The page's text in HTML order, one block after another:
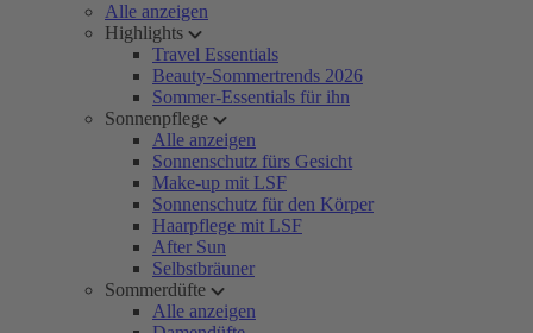
Alle anzeigen
Highlights
Travel Essentials
Beauty-Sommertrends 2026
Sommer-Essentials für ihn
Sonnenpflege
Alle anzeigen
Sonnenschutz fürs Gesicht
Make-up mit LSF
Sonnenschutz für den Körper
Haarpflege mit LSF
After Sun
Selbstbräuner
Sommerdüfte
Alle anzeigen